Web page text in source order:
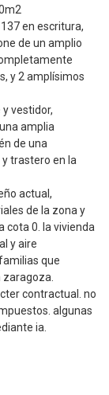
en escritura,
de un amplio
y 2 amplísimos
vestidor,
amplia
de una
trastero en la
actual,
de la zona y
cota 0. la vivienda
y aire
que
contractual. no
algunas
ia.